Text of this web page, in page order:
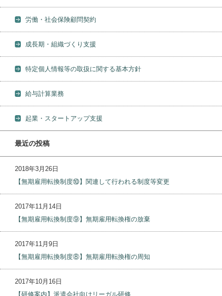
労働・社会保険顧問契約
成長期・組織づくり支援
特定個人情報等の取扱に関する基本方針
給与計算業務
起業・スタートアップ支援
最近の投稿
2018年3月26日
【無期雇用転換制度⑩】関連して行われる制度等変更
2017年11月14日
【無期雇用転換制度⑨】無期雇用転換権の放棄
2017年11月9日
【無期雇用転換制度⑧】無期雇用転換権の周知
2017年10月16日
【研修案内】派遣会社向けリーガル研修